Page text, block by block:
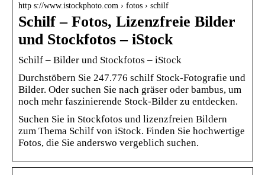
http s://www.istockphoto.com › fotos › schilf
Schilf – Fotos, Lizenzfreie Bilder
und Stockfotos – iStock
Schilf – Bilder und Stockfotos – iStock
Durchstöbern Sie 247.776 schilf Stock-Fotografie und
Bilder. Oder suchen Sie nach gräser oder bambus, um
noch mehr faszinierende Stock-Bilder zu entdecken.
Suchen Sie in Stockfotos und lizenzfreien Bildern
zum Thema Schilf von iStock. Finden Sie hochwertige
Fotos, die Sie anderswo vergeblich suchen.